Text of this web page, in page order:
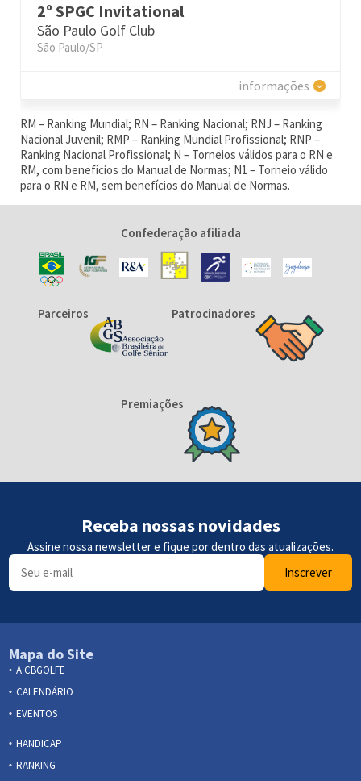
2º SPGC Invitational
São Paulo Golf Club
São Paulo/SP
informações
RM – Ranking Mundial; RN – Ranking Nacional; RNJ – Ranking
Nacional Juvenil; RMP – Ranking Mundial Profissional; RNP –
Ranking Nacional Profissional; N – Torneios válidos para o RN e
RM, com benefícios do Manual de Normas; N1 – Torneio válido
para o RN e RM, sem benefícios do Manual de Normas.
Confederação afiliada
Parceiros Patrocinadores
Premiações
Receba nossas novidades
Assine nossa newsletter e fique por dentro das atualizações.
Inscrever
Mapa do Site
A CBGOLFE
CALENDÁRIO
EVENTOS
HANDICAP
RANKING